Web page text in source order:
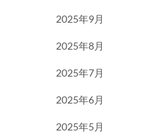
2025年9月
2025年8月
2025年7月
2025年6月
2025年5月